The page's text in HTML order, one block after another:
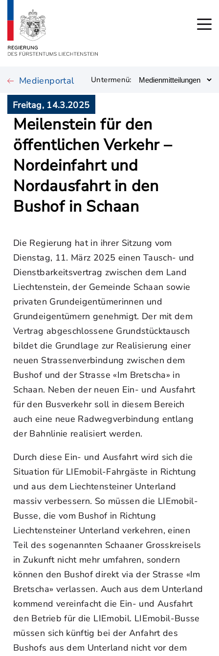
Medienportal Untermenü:
Freitag, 14.3.2025
Meilenstein für den
öffentlichen Verkehr –
Nordeinfahrt und
Nordausfahrt in den
Bushof in Schaan
Die Regierung hat in ihrer Sitzung vom
Dienstag, 11. März 2025 einen Tausch- und
Dienstbarkeitsvertrag zwischen dem Land
Liechtenstein, der Gemeinde Schaan sowie
privaten Grundeigentümerinnen und
Grundeigentümern genehmigt. Der mit dem
Vertrag abgeschlossene Grundstücktausch
bildet die Grundlage zur Realisierung einer
neuen Strassenverbindung zwischen dem
Bushof und der Strasse «Im Bretscha» in
Schaan. Neben der neuen Ein- und Ausfahrt
für den Busverkehr soll in diesem Bereich
auch eine neue Radwegverbindung entlang
der Bahnlinie realisiert werden.
Durch diese Ein- und Ausfahrt wird sich die
Situation für LIEmobil-Fahrgäste in Richtung
und aus dem Liechtensteiner Unterland
massiv verbessern. So müssen die LIEmobil-
Busse, die vom Bushof in Richtung
Liechtensteiner Unterland verkehren, einen
Teil des sogenannten Schaaner Grosskreisels
in Zukunft nicht mehr umfahren, sondern
können den Bushof direkt via der Strasse «Im
Bretscha» verlassen. Auch aus dem Unterland
kommend vereinfacht die Ein- und Ausfahrt
den Betrieb für die LIEmobil. LIEmobil-Busse
müssen sich künftig bei der Anfahrt des
Bushofs aus dem Unterland nicht vor dem